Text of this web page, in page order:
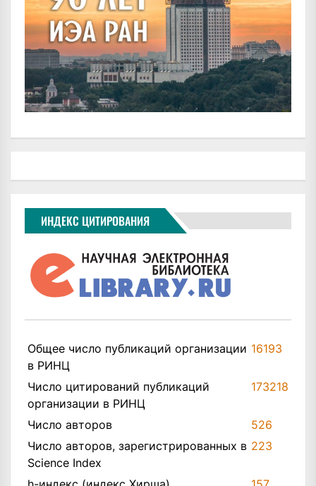
ИНДЕКС ЦИТИРОВАНИЯ
Общее число публикаций организации
в РИНЦ
16193
Число цитирований публикаций
организации в РИНЦ
173218
Число авторов
526
Число авторов, зарегистрированных в
Science Index
223